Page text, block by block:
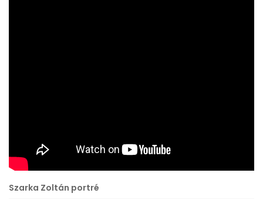
Szarka Zoltán portré